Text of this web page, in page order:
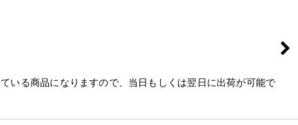
いる商品になりますので、当日もしくは翌日に出荷が可能で